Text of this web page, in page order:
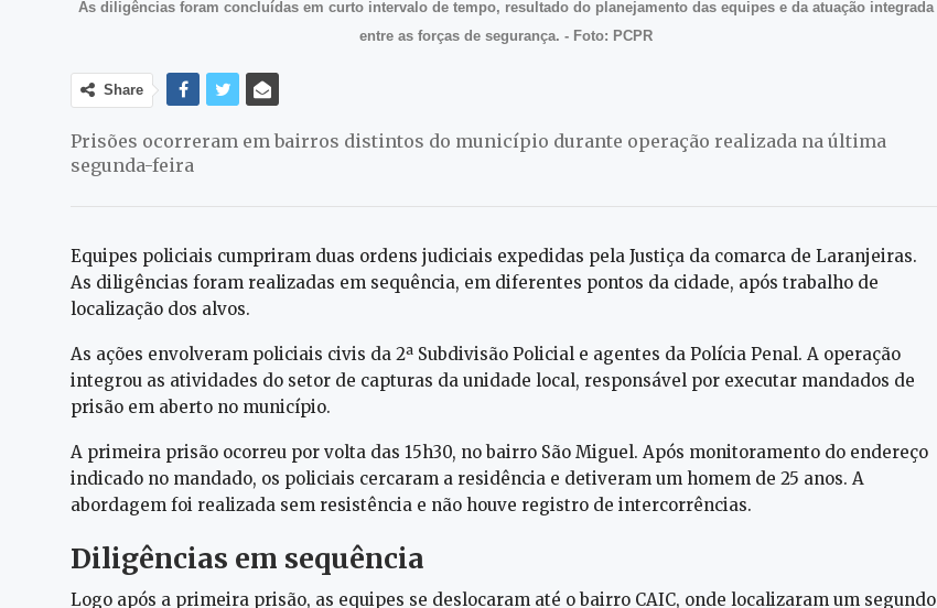
As diligências foram concluídas em curto intervalo de tempo, resultado do planejamento das equipes e da atuação integrada
entre as forças de segurança. - Foto: PCPR
Share
Prisões ocorreram em bairros distintos do município durante operação realizada na última
segunda-feira
Equipes policiais cumpriram duas ordens judiciais expedidas pela Justiça da comarca de Laranjeiras.
As diligências foram realizadas em sequência, em diferentes pontos da cidade, após trabalho de
localização dos alvos.
As ações envolveram policiais civis da 2ª Subdivisão Policial e agentes da Polícia Penal. A operação
integrou as atividades do setor de capturas da unidade local, responsável por executar mandados de
prisão em aberto no município.
A primeira prisão ocorreu por volta das 15h30, no bairro São Miguel. Após monitoramento do endereço
indicado no mandado, os policiais cercaram a residência e detiveram um homem de 25 anos. A
abordagem foi realizada sem resistência e não houve registro de intercorrências.
Diligências em sequência
Logo após a primeira prisão, as equipes se deslocaram até o bairro CAIC, onde localizaram um segundo